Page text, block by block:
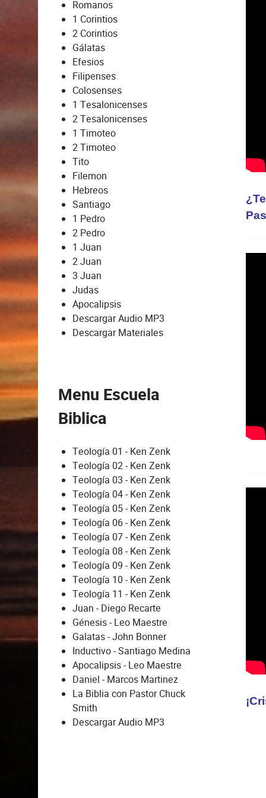
Romanos
1 Corintios
2 Corintios
Gálatas
Efesios
Filipenses
Colosenses
1 Tesalonicenses
2 Tesalonicenses
1 Timoteo
2 Timoteo
Tito
Filemon
Hebreos
Santiago
1 Pedro
2 Pedro
1 Juan
2 Juan
3 Juan
Judas
Apocalipsis
Descargar Audio MP3
Descargar Materiales
Menu Escuela
Biblica
Teología 01 - Ken Zenk
Teología 02 - Ken Zenk
Teología 03 - Ken Zenk
Teología 04 - Ken Zenk
Teología 05 - Ken Zenk
Teología 06 - Ken Zenk
Teología 07 - Ken Zenk
Teología 08 - Ken Zenk
Teología 09 - Ken Zenk
Teología 10 - Ken Zenk
Teología 11 - Ken Zenk
Juan - Diego Recarte
Génesis - Leo Maestre
Galatas - John Bonner
Inductivo - Santiago Medina
Apocalipsis - Leo Maestre
Daniel - Marcos Martinez
La Biblia con Pastor Chuck
Smith
Descargar Audio MP3